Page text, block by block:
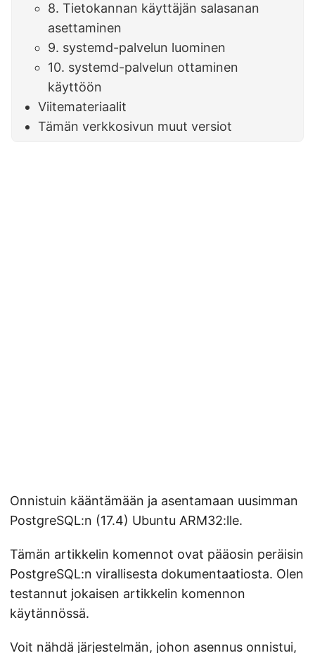
8. Tietokannan käyttäjän salasanan
asettaminen
9. systemd-palvelun luominen
10. systemd-palvelun ottaminen
käyttöön
Viitemateriaalit
Tämän verkkosivun muut versiot
Onnistuin kääntämään ja asentamaan uusimman
PostgreSQL:n (17.4) Ubuntu ARM32:lle.
Tämän artikkelin komennot ovat pääosin peräisin
PostgreSQL:n virallisesta dokumentaatiosta. Olen
testannut jokaisen artikkelin komennon
käytännössä.
Voit nähdä järjestelmän, johon asennus onnistui,